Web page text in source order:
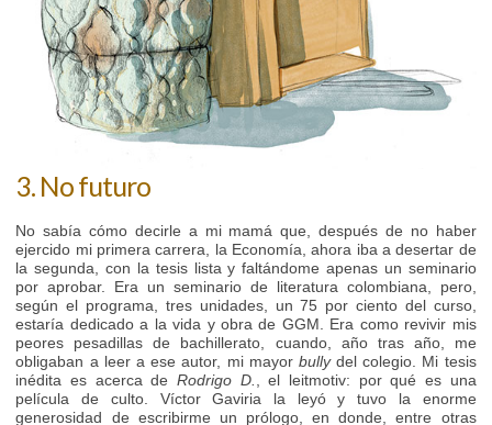
3. No futuro
No sabía cómo decirle a mi mamá que, después de no haber
ejercido mi primera carrera, la Economía, ahora iba a desertar de
la segunda, con la tesis lista y faltándome apenas un seminario
por aprobar. Era un seminario de literatura colombiana, pero,
según el programa, tres unidades, un 75 por ciento del curso,
estaría dedicado a la vida y obra de GGM. Era como revivir mis
peores pesadillas de bachillerato, cuando, año tras año, me
obligaban a leer a ese autor, mi mayor bullydel colegio. Mi tesis
inédita es acerca deRodrigo D.
, el leitmotiv: por qué es una
película de culto. Víctor Gaviria la leyó y tuvo la enorme
generosidad de escribirme un prólogo, en donde, entre otras